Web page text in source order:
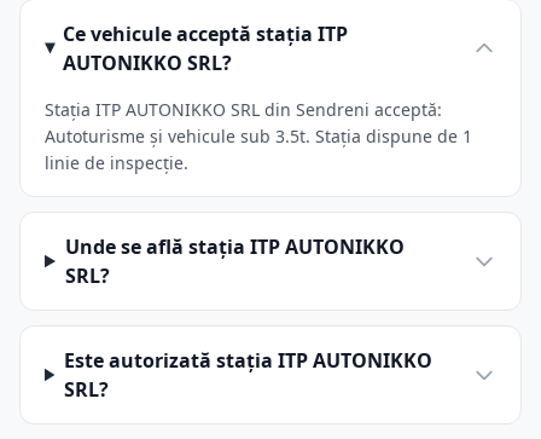
Ce vehicule acceptă stația ITP
AUTONIKKO SRL?
Stația ITP AUTONIKKO SRL din Sendreni acceptă:
Autoturisme și vehicule sub 3.5t. Stația dispune de 1
linie de inspecție.
Unde se află stația ITP AUTONIKKO
SRL?
Este autorizată stația ITP AUTONIKKO
SRL?